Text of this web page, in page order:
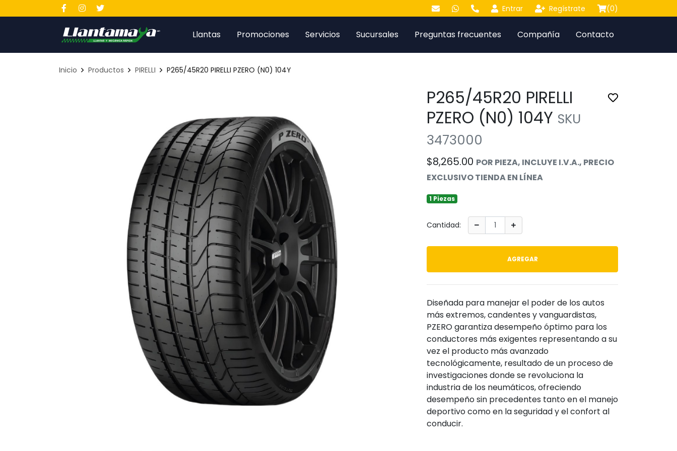
Entrar Regístrate (0)
Llantas Promociones Servicios Sucursales Preguntas frecuentes Compañía Contacto
Inicio Productos PIRELLI P265/45R20 PIRELLI PZERO (N0) 104Y
Toggle favorite
P265/45R20 PIRELLI
PZERO (N0) 104Y SKU
3473000
$8,265.00 POR PIEZA, INCLUYE I.V.A., PRECIO
EXCLUSIVO TIENDA EN LÍNEA
1 Piezas
Cantidad:
AGREGAR
Diseñada para manejar el poder de los autos
más extremos, candentes y vanguardistas,
PZERO garantiza desempeño óptimo para los
conductores más exigentes representando a su
vez el producto más avanzado
tecnológicamente, resultado de un proceso de
investigaciones donde se revoluciona la
industria de los neumáticos, ofreciendo
desempeño sin precedentes tanto en el manejo
deportivo como en la seguridad y el confort al
conducir.